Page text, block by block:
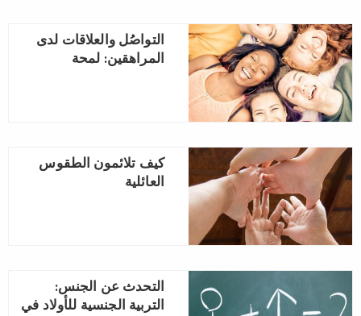
التواصُل والعلاقات لدى
المراهقين: لمحة
كيف تلائمون الطقوس
العائلية
التحدث عن الجنس:
التربية الجنسية للأولاد في